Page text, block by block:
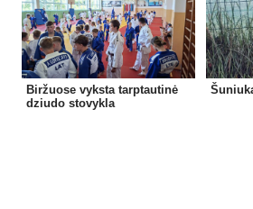
Biržuose vyksta tarptautinė
dziudo stovykla